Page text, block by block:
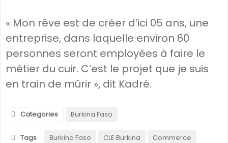
« Mon rêve est de créer d’ici 05 ans, une
entreprise, dans laquelle environ 60
personnes seront employées à faire le
métier du cuir. C’est le projet que je suis
en train de mûrir », dit Kadré.
Categories Burkina Faso
Tags Burkina Faso CLE Burkina
Commerce